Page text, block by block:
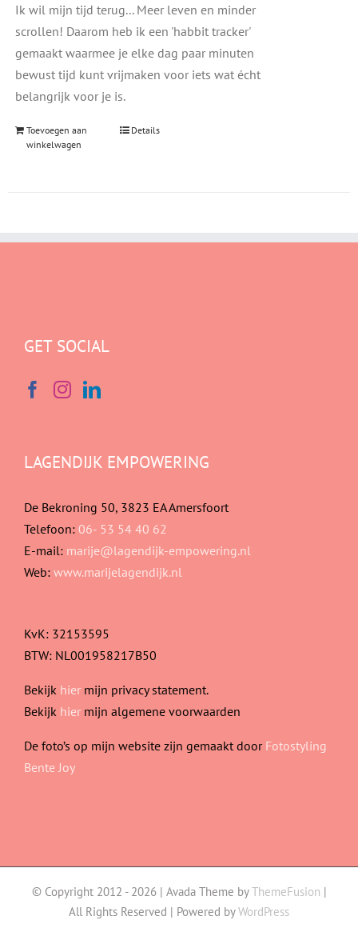
Ik wil mijn tijd terug... Meer leven en minder
scrollen! Daarom heb ik een 'habbit tracker'
gemaakt waarmee je elke dag paar minuten
bewust tijd kunt vrijmaken voor iets wat écht
belangrijk voor je is.
Toevoegen aan
winkelwagen
Details
GET SOCIAL
LAGENDIJK EMPOWERING
De Bekroning 50, 3823 EA Amersfoort
Telefoon: 06- 53 54 40 62
E-mail: marije@lagendijk-empowering.nl
Web: www.marijelagendijk.nl
KvK: 32153595
BTW: NL001958217B50
Bekijk hier mijn privacy statement.
Bekijk hier mijn algemene voorwaarden
De foto’s op mijn website zijn gemaakt door Fotostyling
Bente Joy
© Copyright 2012 - 2026 | Avada Theme byThemeFusion |
All Rights Reserved | Powered byWordPress